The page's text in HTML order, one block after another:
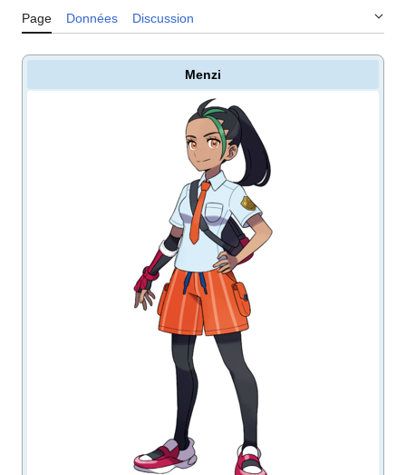
Page Données Discussion
Menzi